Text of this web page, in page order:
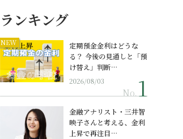
ランキング
NEW
定期預金金利はどうな
る？ 今後の見通しと「預
け替え」判断…
2026/08/03
No.
金融アナリスト・三井智
映子さんと考える、金利
上昇で再注目…